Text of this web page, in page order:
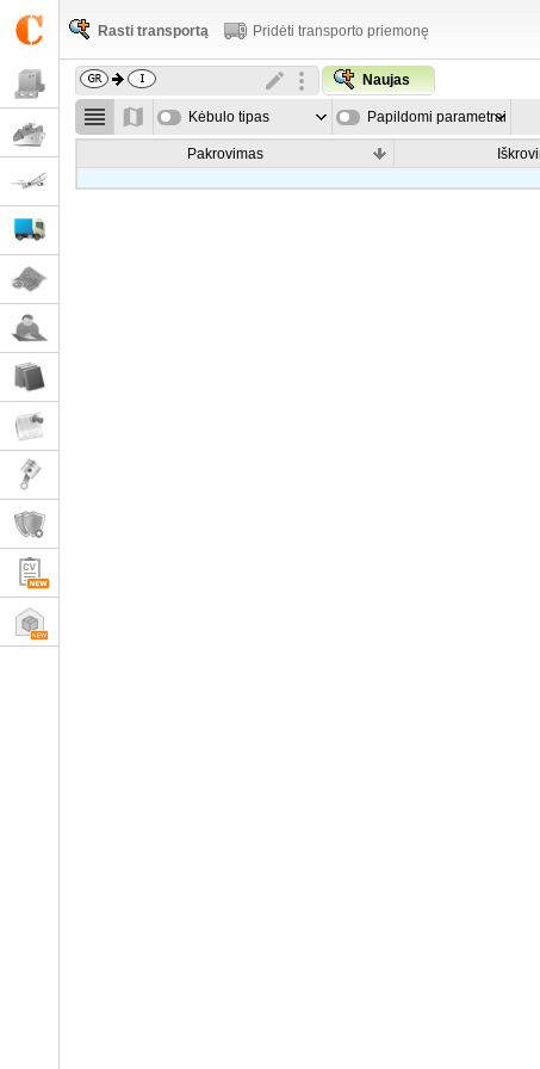
Rasti transportą Pridėti transporto priemonę
Naujas
Kėbulo tipas Papildomi parametrai
Pakrovimas